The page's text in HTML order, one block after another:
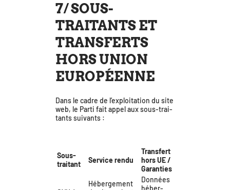
7/ SOUS-
TRAITANTS ET
TRANSFERTS
HORS UNION
EUROPÉENNE
Dans le cadre de l’ex­ploi­ta­tion du site
web, le Parti fait appel aux sous-trai­
tants suivants :
Sous-
trai­tant
Service ren­du
Transfert
hors UE /
Garanties
Hébergement
Données
héber­